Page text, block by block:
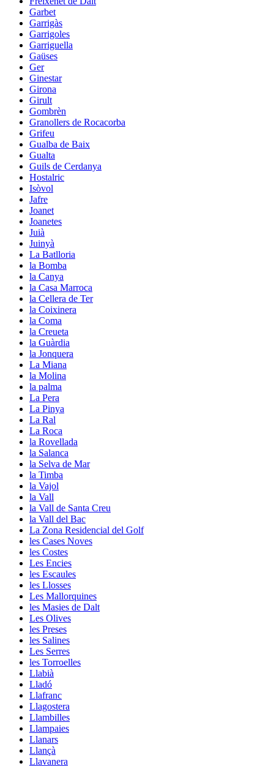
Garbet
Garrigàs
Garrigoles
Garriguella
Gaüses
Ger
Ginestar
Girona
Girult
Gombrèn
Granollers de Rocacorba
Grifeu
Gualba de Baix
Gualta
Guils de Cerdanya
Hostalric
Isòvol
Jafre
Joanet
Joanetes
Juià
Juinyà
La Batlloria
la Bomba
la Canya
la Casa Marroca
la Cellera de Ter
la Coixinera
la Coma
la Creueta
la Guàrdia
la Jonquera
La Miana
la Molina
la palma
La Pera
La Pinya
La Ral
La Roca
la Rovellada
la Salanca
la Selva de Mar
la Timba
la Vajol
la Vall
la Vall de Santa Creu
la Vall del Bac
La Zona Residencial del Golf
les Cases Noves
les Costes
Les Encies
les Escaules
les Llosses
Les Mallorquines
les Masies de Dalt
Les Olives
les Preses
les Salines
Les Serres
les Torroelles
Llabià
Lladó
Llafranc
Llagostera
Llambilles
Llampaies
Llanars
Llançà
Llavanera